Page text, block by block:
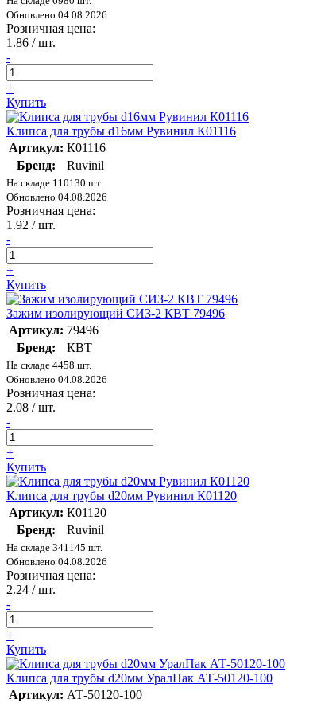
Обновлено 04.08.2026
Розничная цена:
1.86 / шт.
-
+
Купить
Клипса для трубы d16мм Рувинил К01116
Артикул: К01116
Бренд:
Ruvinil
На складе 110130 шт.
Обновлено 04.08.2026
Розничная цена:
1.92 / шт.
-
+
Купить
Зажим изолирующий СИЗ-2 КВТ 79496
Артикул: 79496
Бренд:
КВТ
На складе 4458 шт.
Обновлено 04.08.2026
Розничная цена:
2.08 / шт.
-
+
Купить
Клипса для трубы d20мм Рувинил К01120
Артикул: К01120
Бренд:
Ruvinil
На складе 341145 шт.
Обновлено 04.08.2026
Розничная цена:
2.24 / шт.
-
+
Купить
Клипса для трубы d20мм УралПак АТ-50120-100
Артикул: АТ-50120-100